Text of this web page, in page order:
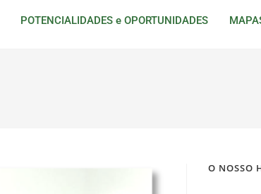
POTENCIALIDADES e OPORTUNIDADES
O NOSSO